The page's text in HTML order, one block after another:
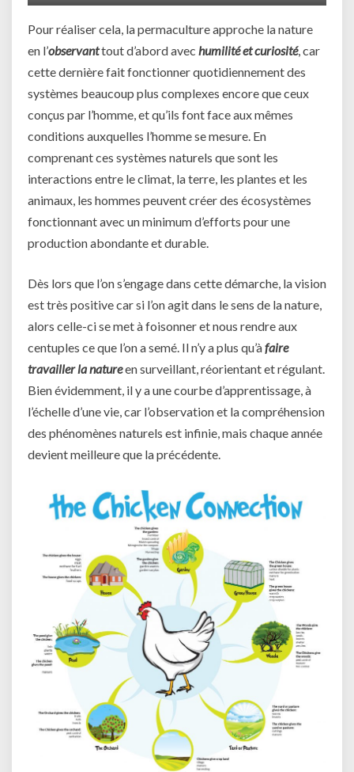
Pour réaliser cela, la permaculture approche la nature
en l’observanttout d’abord avec humilité et curiosité, car
cette dernière fait fonctionner quotidiennement des
systèmes beaucoup plus complexes encore que ceux
conçus par l’homme, et qu’ils font face aux mêmes
conditions auxquelles l’homme se mesure. En
comprenant ces systèmes naturels que sont les
interactions entre le climat, la terre, les plantes et les
animaux, les hommes peuvent créer des écosystèmes
fonctionnant avec un minimum d’efforts pour une
production abondante et durable.
Dès lors que l’on s’engage dans cette démarche, la vision
est très positive car si l’on agit dans le sens de la nature,
alors celle-ci se met à foisonner et nous rendre aux
centuples ce que l’on a semé. Il n’y a plus qu’àfaire
travailler la natureen surveillant, réorientant et régulant.
Bien évidemment, il y a une courbe d’apprentissage, à
l’échelle d’une vie, car l’observation et la compréhension
des phénomènes naturels est infinie, mais chaque année
devient meilleure que la précédente.